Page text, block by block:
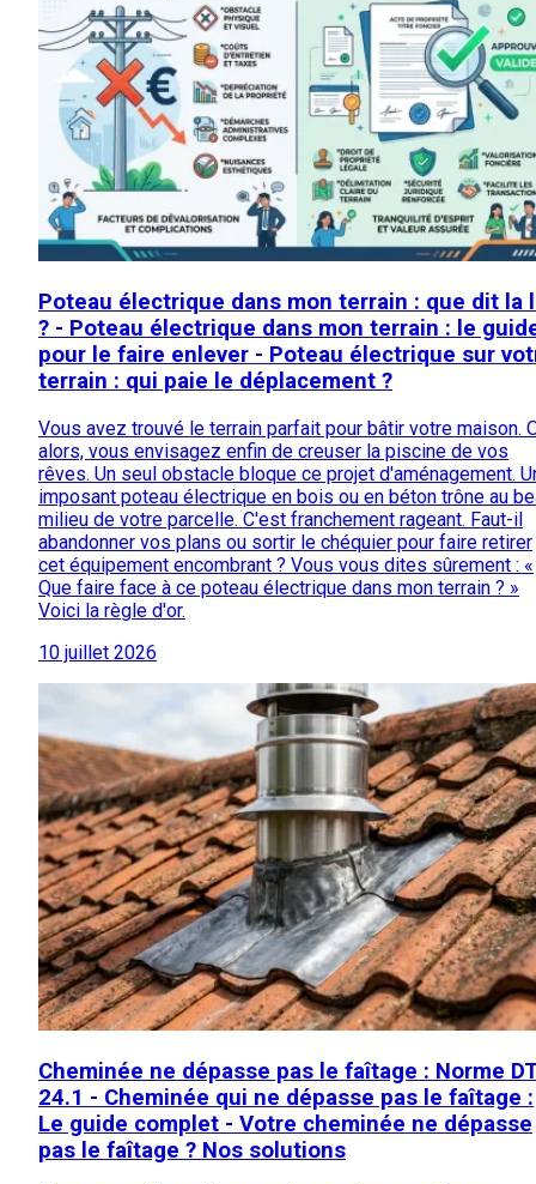
Poteau électrique dans mon terrain : que dit la
? - Poteau électrique dans mon terrain : le
pour le faire enlever - Poteau électrique sur
terrain : qui paie le déplacement ?
Vous avez trouvé le terrain parfait pour bâtir votre maison.
alors, vous envisagez enfin de creuser la piscine de vos
rêves. Un seul obstacle bloque ce projet d'aménagement.
imposant poteau électrique en bois ou en béton trône au
milieu de votre parcelle. C'est franchement rageant. Faut-il
abandonner vos plans ou sortir le chéquier pour faire retirer
cet équipement encombrant ? Vous vous dites sûrement : «
Que faire face à ce poteau électrique dans mon terrain ? »
Voici la règle d'or.
10 juillet 2026
Cheminée ne dépasse pas le faîtage : Norme
24.1 - Cheminée qui ne dépasse pas le faîtage :
Le guide complet - Votre cheminée ne dépasse
pas le faîtage ? Nos solutions